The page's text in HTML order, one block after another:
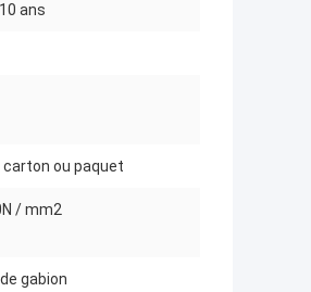
ans
carton ou paquet
/ mm2
gabion